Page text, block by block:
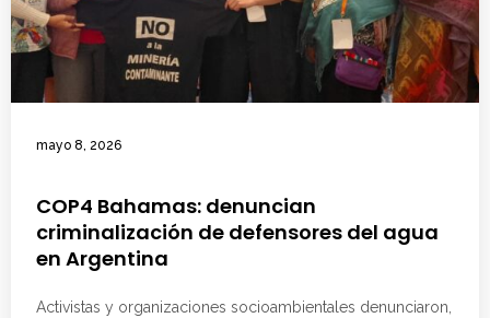
mayo 8, 2026
COP4 Bahamas: denuncian
criminalización de defensores del agua
en Argentina
Activistas y organizaciones socioambientales denunciaron,